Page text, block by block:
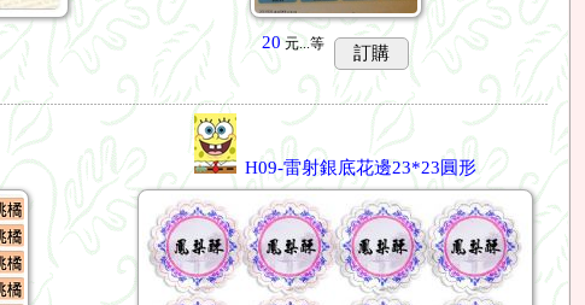
20元...等 訂購
H09-雷射銀底花邊23*23圓形